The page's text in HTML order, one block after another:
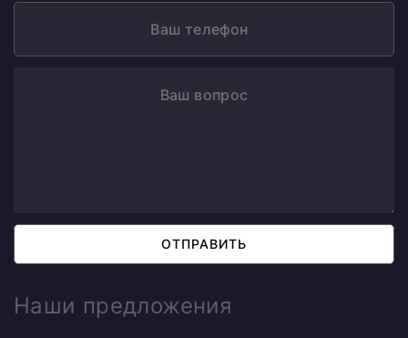
ОТПРАВИТЬ
Наши предложения